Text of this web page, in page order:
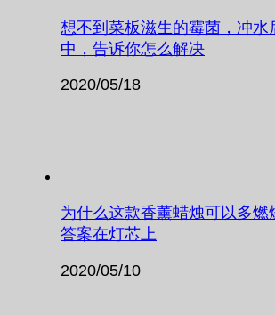
想不到菜板滋生的霉菌，冲水
中，告诉你怎么解决
2020/05/18
为什么这款香薰蜡烛可以多燃
答案在灯芯上
2020/05/10